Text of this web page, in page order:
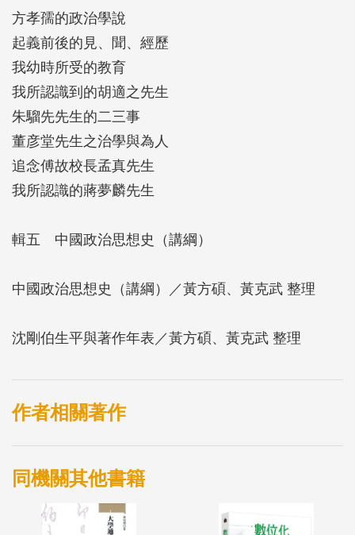
方孝孺的政治學說
起義前後的見、聞、經歷
我幼時所受的教育
我所認識到的胡適之先生
朱騮先先生的二三事
董彦堂先生之治學與為人
追念傅故校長孟真先生
我所認識的蔣夢麟先生
輯五 中國政治思想史（講綱）
中國政治思想史（講綱）／黃方碩、黃克武 整理
沈剛伯生平與著作年表／黃方碩、黃克武 整理
作者相關著作
同機關其他書籍